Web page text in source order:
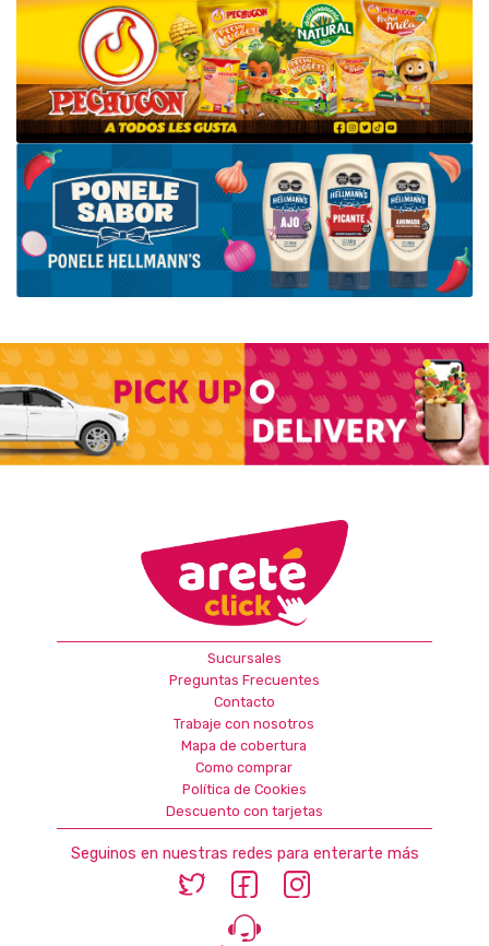
Sucursales
Preguntas Frecuentes
Contacto
Trabaje con nosotros
Mapa de cobertura
Como comprar
Política de Cookies
Descuento con tarjetas
Seguinos en nuestras redes para enterarte más